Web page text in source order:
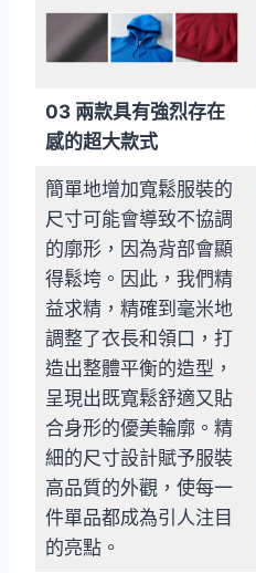
03 兩款具有強烈存在
感的超大款式
簡單地增加寬鬆服裝的
尺寸可能會導致不協調
的廓形，因為背部會顯
得鬆垮。因此，我們精
益求精，精確到毫米地
調整了衣長和領口，打
造出整體平衡的造型，
呈現出既寬鬆舒適又貼
合身形的優美輪廓。精
細的尺寸設計賦予服裝
高品質的外觀，使每一
件單品都成為引人注目
的亮點。